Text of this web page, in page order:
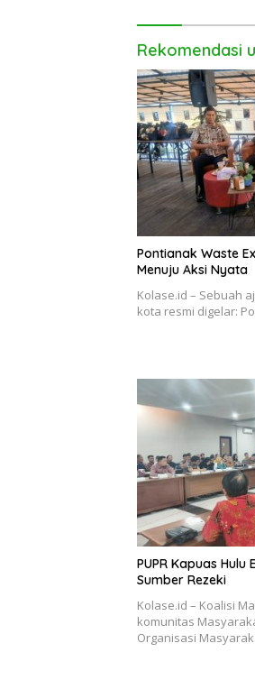
Rekomendasi
Pontianak Waste
Menuju Aksi Nyata
Kolase.id – Sebuah
kota resmi digelar:
PUPR Kapuas Hulu
Sumber Rezeki
Kolase.id – Koalisi
komunitas
Organisasi